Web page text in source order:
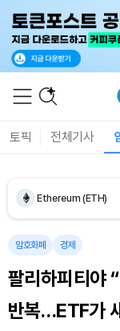
토픽 전체기사
Dogecoin (DOGE)
Bitcoin (BTC)
BNB (BNB)
USDC (USDC)
암호화폐 경제
팔리하피티야
반복…ETF가